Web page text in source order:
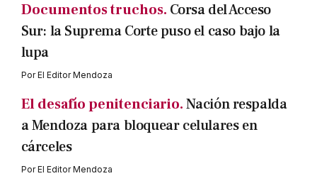
Documentos truchos. Corsa del Acceso
Sur: la Suprema Corte puso el caso bajo la
lupa
PorEl Editor Mendoza
El desafío penitenciario.Nación respalda
a Mendoza para bloquear celulares en
cárceles
PorEl Editor Mendoza